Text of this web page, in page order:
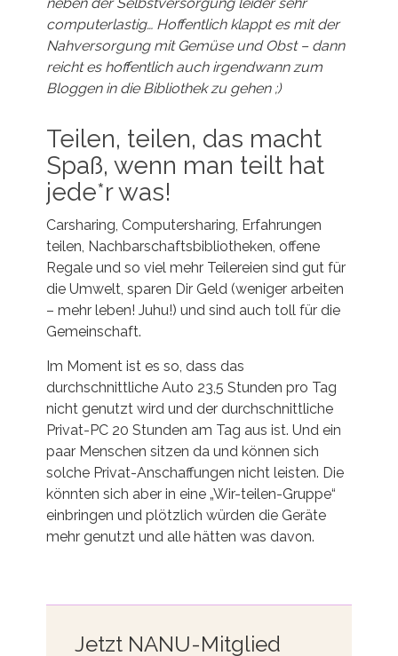
computerlastig… Hoffentlich klappt es mit der
Nahversorgung mit Gemüse und Obst – dann
reicht es hoffentlich auch irgendwann zum
Bloggen in die Bibliothek zu gehen ;)
Teilen, teilen, das macht
Spaß, wenn man teilt hat
jede*r was!
Carsharing, Computersharing, Erfahrungen
teilen, Nachbarschaftsbibliotheken, offene
Regale und so viel mehr Teilereien sind gut für
die Umwelt, sparen Dir Geld (weniger arbeiten
– mehr leben! Juhu!) und sind auch toll für die
Gemeinschaft.
Im Moment ist es so, dass das
durchschnittliche Auto 23,5 Stunden pro Tag
nicht genutzt wird und der durchschnittliche
Privat-PC 20 Stunden am Tag aus ist. Und ein
paar Menschen sitzen da und können sich
solche Privat-Anschaffungen nicht leisten. Die
könnten sich aber in eine „Wir-teilen-Gruppe“
einbringen und plötzlich würden die Geräte
mehr genutzt und alle hätten was davon.
Jetzt NANU-Mitglied